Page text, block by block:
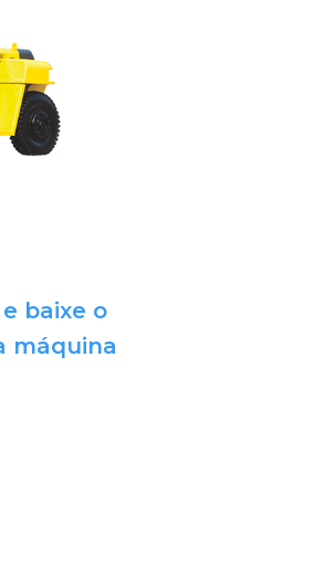
baixe o
máquina